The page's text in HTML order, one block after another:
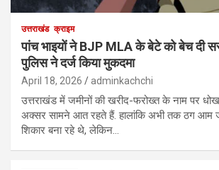
उत्तराखंड क्राइम
पांच भाइयों ने BJP MLA के बेटे को बेच दी
पुलिस ने दर्ज किया मुकदमा
April 18, 2026 adminkachchi
उत्तराखंड में जमीनों की खरीद-फरोख्त के नाम पर
अक्सर सामने आत रहते हैं. हालांकि अभी तक ठग आम
शिकार बना रहे थे, लेकिन…